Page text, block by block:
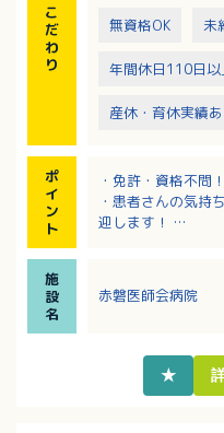
こ
だ
わ
り
無資格OK 未
年間休日110日以
産休・育休実績
ポ
イ
ン
ト
・免許・資格不問
・患者さんの気持
迎します！
施
設
名
赤磐医師会病院
★